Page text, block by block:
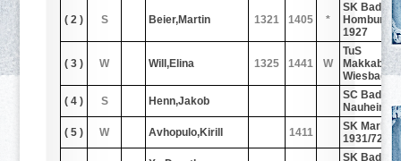
( 2 ) S Beier,Martin 1321 1405 *
SK Bad
Homburg
1927
( 3 ) W Will,Elina 1325 1441 W
TuS
Makkabi
Wiesbaden
( 4 )
S Henn,Jakob
SC Bad
Nauheim
( 5 )
W Avhopulo,Kirill 1411
SK
1931/72
SK Bad